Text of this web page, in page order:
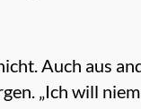
Auch aus
„Ich will